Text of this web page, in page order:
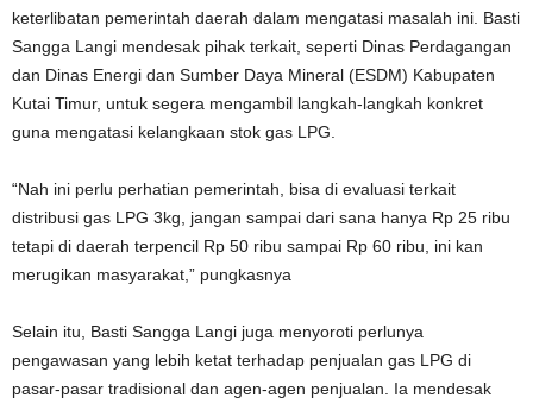
keterlibatan pemerintah daerah dalam mengatasi masalah ini. Basti
Sangga Langi mendesak pihak terkait, seperti Dinas Perdagangan
dan Dinas Energi dan Sumber Daya Mineral (ESDM) Kabupaten
Kutai Timur, untuk segera mengambil langkah-langkah konkret
guna mengatasi kelangkaan stok gas LPG.
“Nah ini perlu perhatian pemerintah, bisa di evaluasi terkait
distribusi gas LPG 3kg, jangan sampai dari sana hanya Rp 25 ribu
tetapi di daerah terpencil Rp 50 ribu sampai Rp 60 ribu, ini kan
merugikan masyarakat,” pungkasnya
Selain itu, Basti Sangga Langi juga menyoroti perlunya
pengawasan yang lebih ketat terhadap penjualan gas LPG di
pasar-pasar tradisional dan agen-agen penjualan. Ia mendesak